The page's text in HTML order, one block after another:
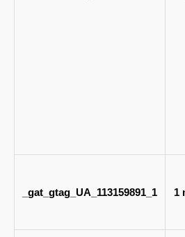
_gat_gtag_UA_113159891_1 1